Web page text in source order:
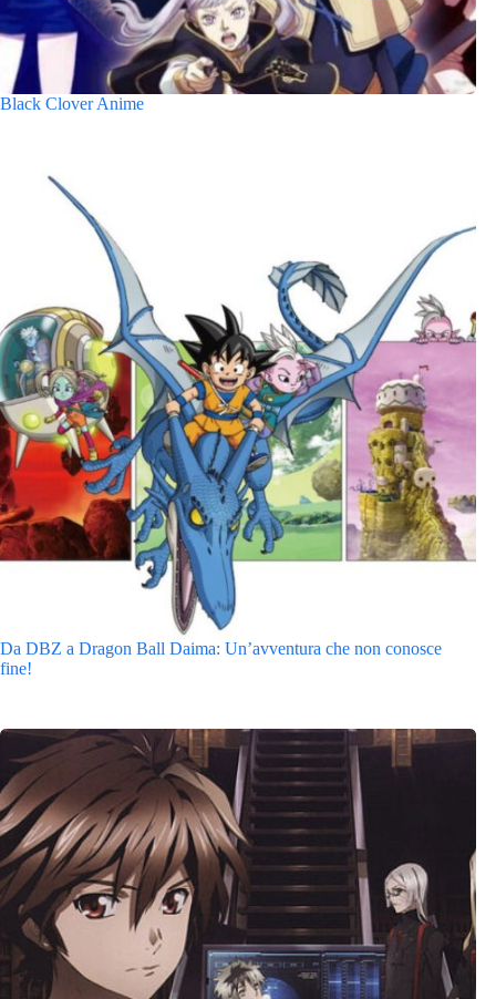
Black Clover Anime
Da DBZ a Dragon Ball Daima: Un’avventura che non conosce
fine!